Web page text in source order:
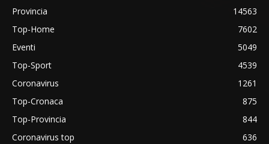
Provincia
14563
Top-Home
7602
Eventi
5049
Top-Sport
4539
Coronavirus
1261
Top-Cronaca
875
Top-Provincia
844
Coronavirus top
636